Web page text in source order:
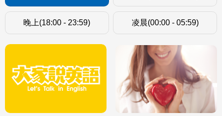
晚上(18:00 - 23:59) 凌晨(00:00 - 05:59)